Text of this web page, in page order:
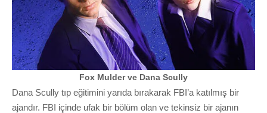
Fox Mulder ve Dana Scully
Dana Scully tıp eğitimini yarıda bırakarak FBI’a katılmış bir
ajandır. FBI içinde ufak bir bölüm olan ve tekinsiz bir ajanın